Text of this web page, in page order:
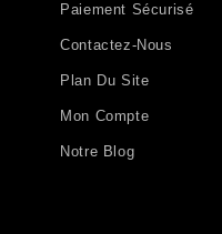
Paiement Sécurisé
Contactez-Nous
Plan Du Site
Mon Compte
Notre Blog